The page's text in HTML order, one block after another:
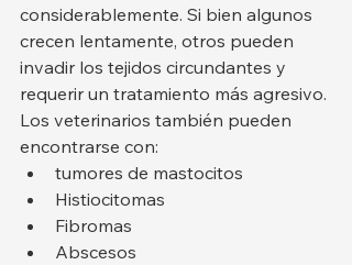
considerablemente. Si bien algunos
crecen lentamente, otros pueden
invadir los tejidos circundantes y
requerir un tratamiento más agresivo.
Los veterinarios también pueden
encontrarse con:
tumores de mastocitos
Histiocitomas
Fibromas
Abscesos